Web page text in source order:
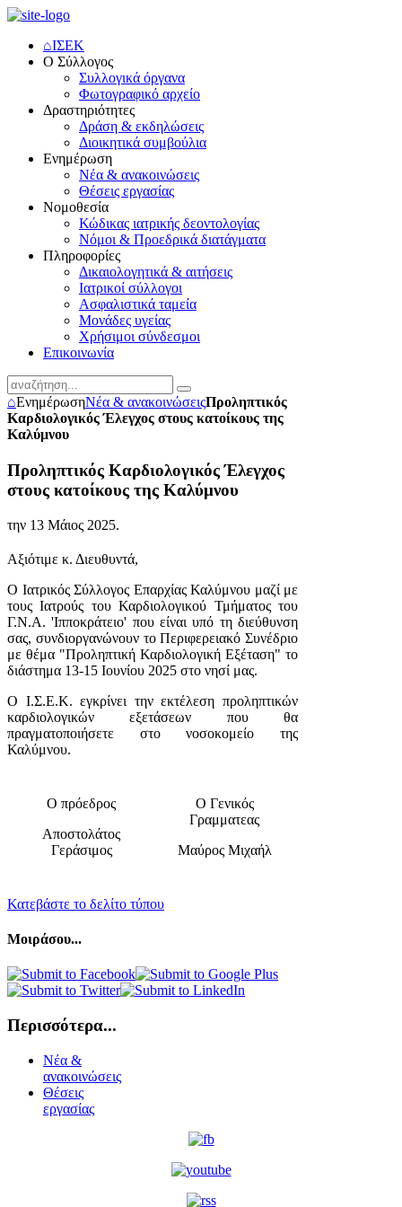
⌂ΙΣΕΚ
Ο Σύλλογος
Συλλογικά όργανα
Φωτογραφικό αρχείο
Δραστηριότητες
Δράση & εκδηλώσεις
Διοικητικά συμβούλια
Ενημέρωση
Νέα & ανακοινώσεις
Θέσεις εργασίας
Νομοθεσία
Κώδικας ιατρικής δεοντολογίας
Νόμοι & Προεδρικά διατάγματα
Πληροφορίες
Δικαιολογητικά & αιτήσεις
Ιατρικοί σύλλογοι
Ασφαλιστικά ταμεία
Μονάδες υγείας
Χρήσιμοι σύνδεσμοι
Επικοινωνία
⌂ΕνημέρωσηΝέα & ανακοινώσειςΠροληπτικός
Καρδιολογικός Έλεγχος στους κατοίκους της
Καλύμνου
Προληπτικός Καρδιολογικός Έλεγχος
στους κατοίκους της Καλύμνου
την 13 Μάιος 2025.
Αξιότιμε κ. Διευθυντά,
Ο Ιατρικός Σύλλογος Επαρχίας Καλύμνου μαζί με
τους Ιατρούς του Καρδιολογικού Τμήματος του
Γ.Ν.Α. 'Ιπποκράτειο' που είναι υπό τη διεύθυνση
σας, συνδιοργανώνουν το Περιφερειακό Συνέδριο
με θέμα "Προληπτική Καρδιολογική Εξέταση" το
διάστημα 13-15 Ιουνίου 2025 στο νησί μας.
Ο Ι.Σ.Ε.Κ. εγκρίνει την εκτέλεση προληπτικών
καρδιολογικών εξετάσεων που θα
πραγματοποιήσετε στο νοσοκομείο της
Καλύμνου.
Ο πρόεδρος
Αποστολάτος
Γεράσιμος
Ο Γενικός
Γραμματεας
Μαύρος Μιχαήλ
Κατεβάστε το δελίτο τύπου
Μοιράσου...
Περισσότερα...
Νέα &
ανακοινώσεις
Θέσεις
εργασίας